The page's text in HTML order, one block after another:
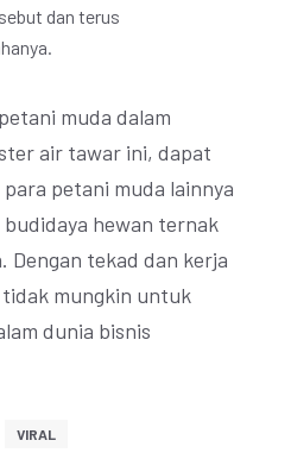
dan terus
muda dalam
air tawar ini, dapat
petani muda lainnya
hewan ternak
Dengan tekad dan kerja
mungkin untuk
dunia bisnis
VIRAL